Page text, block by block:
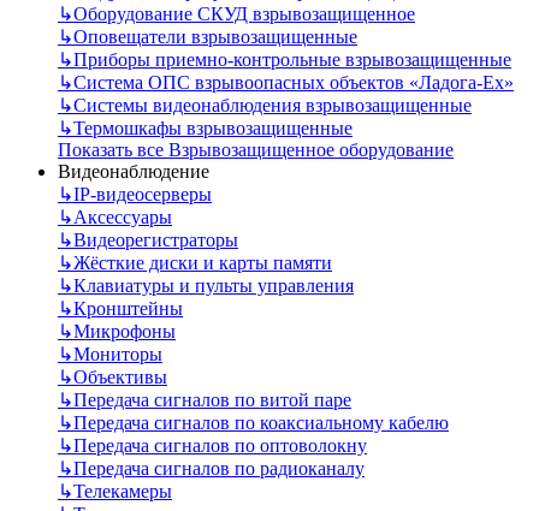
↳Оборудование СКУД взрывозащищенное
↳Оповещатели взрывозащищенные
↳Приборы приемно-контрольные взрывозащищенные
↳Система ОПС взрывоопасных объектов «Ладога-Ex»
↳Системы видеонаблюдения взрывозащищенные
↳Термошкафы взрывозащищенные
Показать все Взрывозащищенное оборудование
Видеонаблюдение
↳IP-видеосерверы
↳Аксессуары
↳Видеорегистраторы
↳Жёсткие диски и карты памяти
↳Клавиатуры и пульты управления
↳Кронштейны
↳Микрофоны
↳Мониторы
↳Объективы
↳Передача сигналов по витой паре
↳Передача сигналов по коаксиальному кабелю
↳Передача сигналов по оптоволокну
↳Передача сигналов по радиоканалу
↳Телекамеры